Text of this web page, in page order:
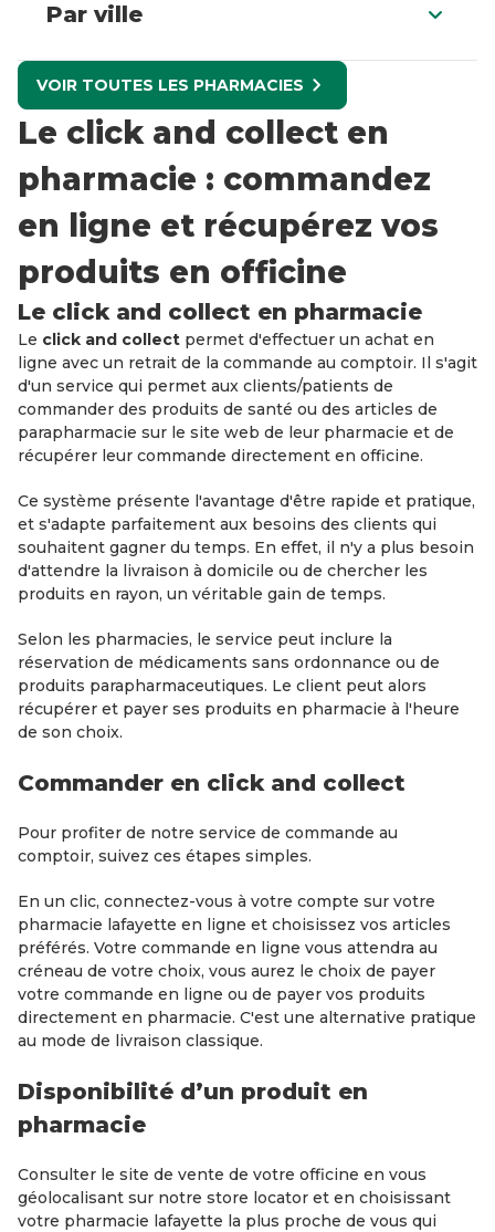
Par ville
VOIR TOUTES LES PHARMACIES
Le click and collect en
pharmacie : commandez
en ligne et récupérez vos
produits en officine
Le click and collect en pharmacie
Le click and collect permet d'effectuer un achat en
ligne avec un retrait de la commande au comptoir. Il s'agit
d'un service qui permet aux clients/patients de
commander des produits de santé ou des articles de
parapharmacie sur le site web de leur pharmacie et de
récupérer leur commande directement en officine.
Ce système présente l'avantage d'être rapide et pratique,
et s'adapte parfaitement aux besoins des clients qui
souhaitent gagner du temps. En effet, il n'y a plus besoin
d'attendre la livraison à domicile ou de chercher les
produits en rayon, un véritable gain de temps.
Selon les pharmacies, le service peut inclure la
réservation de médicaments sans ordonnance ou de
produits parapharmaceutiques. Le client peut alors
récupérer et payer ses produits en pharmacie à l'heure
de son choix.
Commander en click and collect
Pour profiter de notre service de commande au
comptoir, suivez ces étapes simples.
En un clic, connectez-vous à votre compte sur votre
pharmacie lafayette en ligne et choisissez vos articles
préférés. Votre commande en ligne vous attendra au
créneau de votre choix, vous aurez le choix de payer
votre commande en ligne ou de payer vos produits
directement en pharmacie. C'est une alternative pratique
au mode de livraison classique.
Disponibilité d’un produit en
pharmacie
Consulter le site de vente de votre officine en vous
géolocalisant sur notre store locator et en choisissant
votre pharmacie lafayette la plus proche de vous qui